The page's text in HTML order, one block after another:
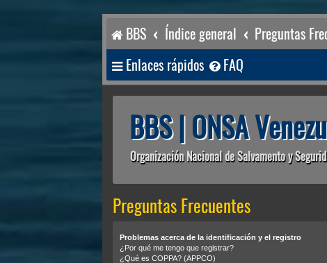
BBS Índice general Preguntas
Enlaces rápidos FAQ
BBS | ONSA
Organización Nacional de Salvamento y
Preguntas Frecuentes
Problemas acerca de la identificación y el registro
¿Por qué me tengo que registrar?
¿Qué es COPPA? (APPCO)